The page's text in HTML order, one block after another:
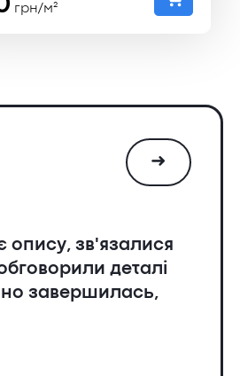
грн/м²
опису, зв'язалися
деталі
завершилась,
➜